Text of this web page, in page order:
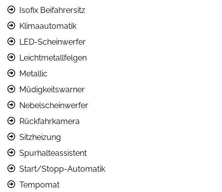
Isofix Beifahrersitz
Klimaautomatik
LED-Scheinwerfer
Leichtmetallfelgen
Metallic
Müdigkeitswarner
Nebelscheinwerfer
Rückfahrkamera
Sitzheizung
Spurhalteassistent
Start/Stopp-Automatik
Tempomat